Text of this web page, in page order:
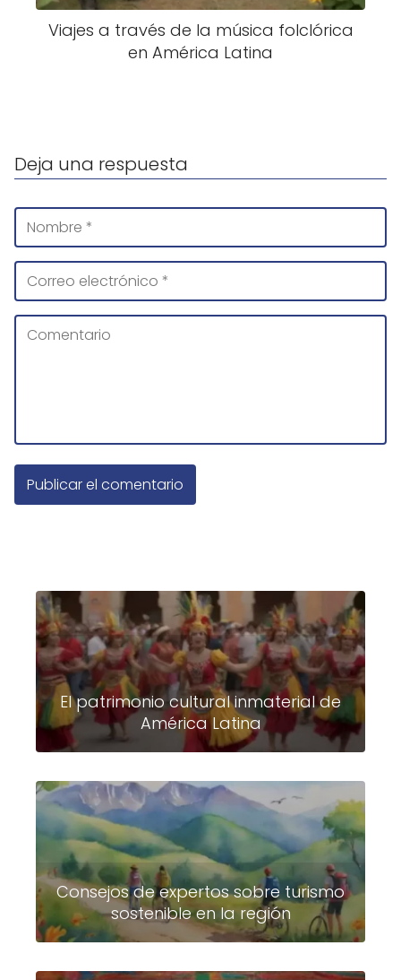
Viajes a través de la música folclórica
en América Latina
Deja una respuesta
El patrimonio cultural inmaterial de
América Latina
Consejos de expertos sobre turismo
sostenible en la región